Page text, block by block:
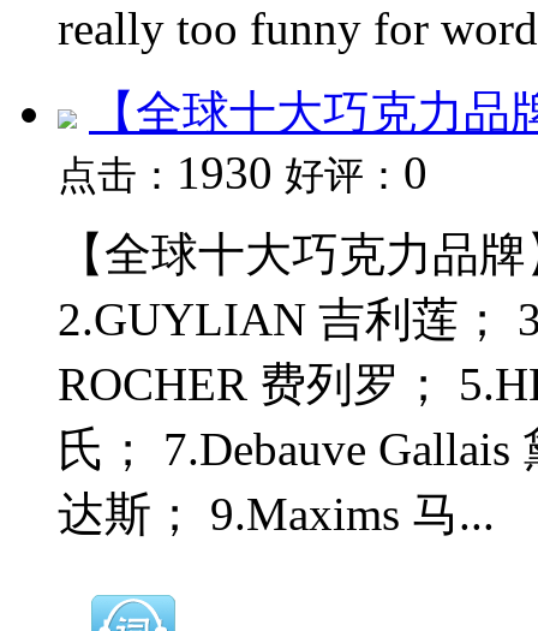
really too funny for
【全球十大巧克力品
点击： 1930 好评： 0
【全球十大巧克力品
2.GUYLIAN 吉利莲；
ROCHER 费列罗；
氏； 7.Debauve
达斯； 9.Maxims 马...